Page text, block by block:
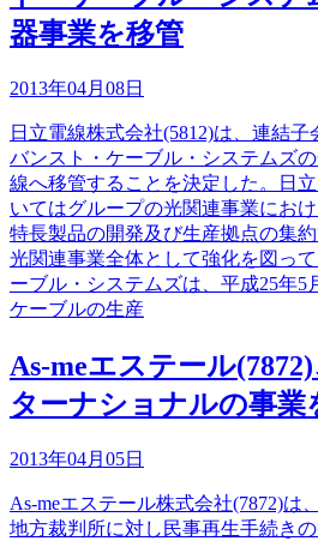
器事業を移管
2013年04月08日
日立電線株式会社(5812)は、連結
バンスト・ケーブル・システムズ
線へ移管することを決定した。日
いてはグループの光関連事業にお
特長製品の開発及び生産拠点の集
光関連事業全体として強化を図っ
ーブル・システムズは、平成25年5
ケーブルの生産
As-meエステール
ターナショナルの事業
2013年04月05日
As-meエステール株式会社(7872)は
地方裁判所に対し民事再生手続き